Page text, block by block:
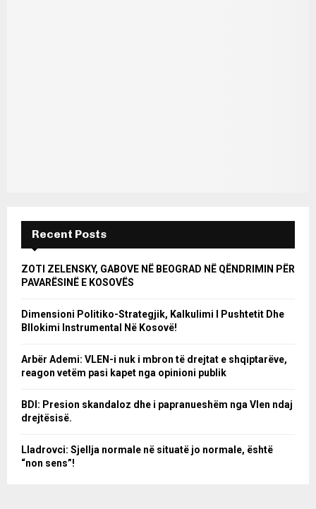
Recent Posts
ZOTI ZELENSKY, GABOVE NË BEOGRAD NË QËNDRIMIN PËR
PAVARËSINË E KOSOVËS
Dimensioni Politiko-Strategjik, Kalkulimi I Pushtetit Dhe
Bllokimi Instrumental Në Kosovë!
Arbër Ademi: VLEN-i nuk i mbron të drejtat e shqiptarëve,
reagon vetëm pasi kapet nga opinioni publik
BDI: Presion skandaloz dhe i papranueshëm nga Vlen ndaj
drejtësisë.
Lladrovci: Sjellja normale në situatë jo normale, është
“non sens”!